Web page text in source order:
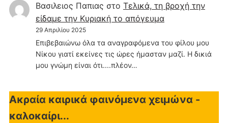
Βασιλειος Παπιας στο Τελικά, τη βροχή την
είδαμε την Κυριακή το απόγευμα
29 Απριλίου 2025
Επιβεβαιώνω όλα τα αναγραφόμενα του φίλου μου
Νίκου γιατί εκείνες τις ώρες ήμασταν μαζί. Η δικιά
μου γνώμη είναι ότι....πλέον…
Ακραία καιρικά φαινόμενα χειμώνα -
καλοκαίρι...